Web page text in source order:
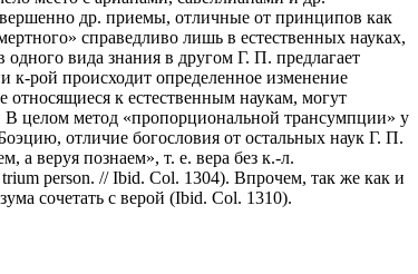
др. приемы, отличные от принципов как
справедливо лишь в естественных науках,
вида знания в другом Г. П. предлагает
к-рой происходит определенное изменение
к естественным наукам, могут
В целом метод «пропорциональной трансумпции» у
отличие богословия от остальных наук Г. П.
а веруя познаем», т. е. вера без к.-л.
person. // Ibid. Col. 1304). Впрочем, так же как и
сочетать с верой (Ibid. Col. 1310).